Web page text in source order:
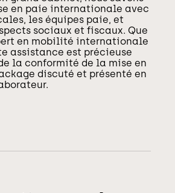
en paie internationale avec
les équipes paie, et
sociaux et fiscaux. Que
en mobilité internationale
assistance est précieuse
de la conformité de la mise en
discuté et présenté en